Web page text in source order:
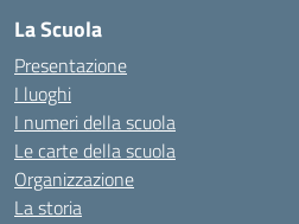
La Scuola
Presentazione
I luoghi
I numeri della scuola
Le carte della scuola
Organizzazione
La storia